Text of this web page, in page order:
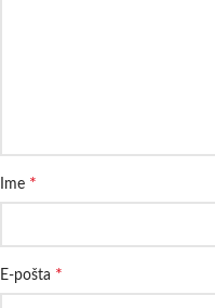
Ime *
E-pošta *